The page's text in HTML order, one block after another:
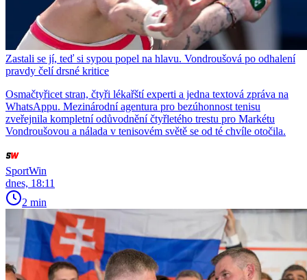
Zastali se jí, teď si sypou popel na hlavu. Vondroušová po odhalení
pravdy čelí drsné kritice
Osmačtyřicet stran, čtyři lékařští experti a jedna textová zpráva na
WhatsAppu. Mezinárodní agentura pro bezúhonnost tenisu
zveřejnila kompletní odůvodnění čtyřletého trestu pro Markétu
Vondroušovou a nálada v tenisovém světě se od té chvíle otočila.
SportWin
dnes, 18:11
2 min